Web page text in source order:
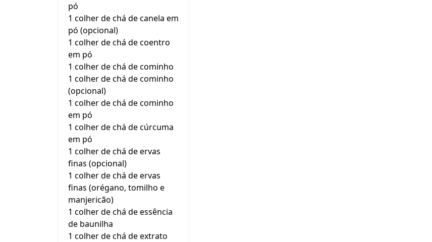
pó
1 colher de chá de canela em
pó (opcional)
1 colher de chá de coentro
em pó
1 colher de chá de cominho
1 colher de chá de cominho
(opcional)
1 colher de chá de cominho
em pó
1 colher de chá de cúrcuma
em pó
1 colher de chá de ervas
finas (opcional)
1 colher de chá de ervas
finas (orégano, tomilho e
manjericão)
1 colher de chá de essência
de baunilha
1 colher de chá de extrato